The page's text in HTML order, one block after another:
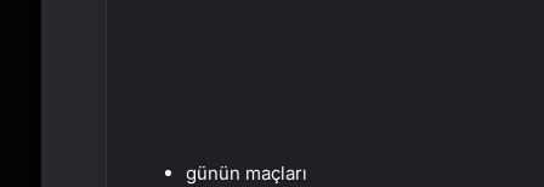
günün maçları